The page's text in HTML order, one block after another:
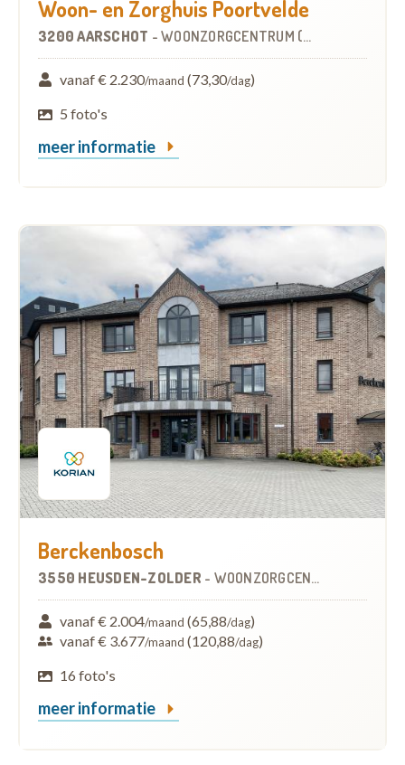
Woon- en Zorghuis Poortvelde
3200 AARSCHOT - WOONZORGCENTRUM (WZC)
vanaf € 2.230/maand (73,30/dag)
5 foto's
meer informatie
Berckenbosch
3550 HEUSDEN-ZOLDER - WOONZORGCENTRUM (WZC)
vanaf € 2.004/maand (65,88/dag)
vanaf € 3.677/maand (120,88/dag)
16 foto's
meer informatie